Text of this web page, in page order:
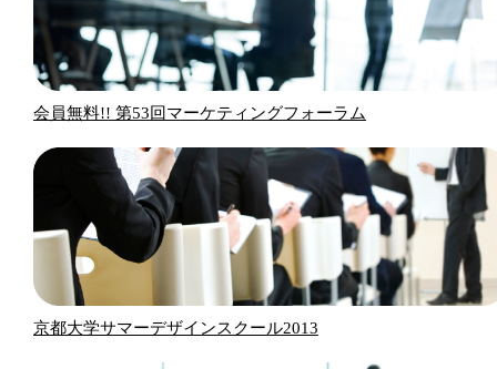
会員無料!! 第53回マーケティングフォーラム
京都大学サマーデザインスクール2013